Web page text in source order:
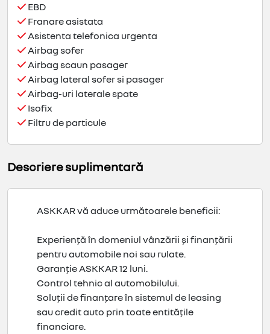
EBD
Franare asistata
Asistenta telefonica urgenta
Airbag sofer
Airbag scaun pasager
Airbag lateral sofer si pasager
Airbag-uri laterale spate
Isofix
Filtru de particule
Descriere suplimentară
ASKKAR vă aduce următoarele beneficii:
Experiență în domeniul vânzării și finanțării
pentru automobile noi sau rulate.
Garanție ASKKAR 12 luni.
Control tehnic al automobilului.
Soluții de finanțare în sistemul de leasing
sau credit auto prin toate entitățile
financiare.